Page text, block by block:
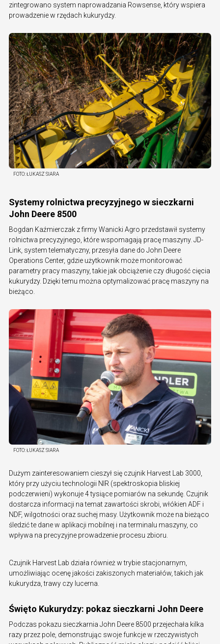
zintegrowano system naprowadzania Rowsense, który wspiera
prowadzenie w rzędach kukurydzy.
FOTO:ŁUKASZ SIARA
Systemy rolnictwa precyzyjnego w sieczkarni
John Deere 8500
Bogdan Kaźmierczak z firmy Wanicki Agro przedstawił systemy
rolnictwa precyzyjnego, które wspomagają pracę maszyny. JD-
Link, system telematyczny, przesyła dane do John Deere
Operations Center, gdzie użytkownik może monitorować
parametry pracy maszyny, takie jak obciążenie czy długość cięcia
kukurydzy. Dzięki temu można optymalizować pracę maszyny na
bieżąco.
FOTO:ŁUKASZ SIARA
Dużym zainteresowaniem cieszył się czujnik Harvest Lab 3000,
który przy użyciu technologii NIR (spektroskopia bliskiej
podczerwieni) wykonuje 4 tysiące pomiarów na sekundę. Czujnik
dostarcza informacji na temat zawartości skrobi, włókien ADF i
NDF, wilgotności oraz suchej masy. Użytkownik może na bieżąco
śledzić te dane w aplikacji mobilnej i na terminalu maszyny, co
wpływa na precyzyjne prowadzenie procesu zbioru.
Czujnik Harvest Lab działa również w trybie stacjonarnym,
umożliwiając ocenę jakości zakiszonych materiałów, takich jak
kukurydza, trawy czy lucerna.
Święto Kukurydzy: pokaz sieczkarni John Deere
Podczas pokazu sieczkarnia John Deere 8500 przejechała kilka
razy przez pole, demonstrując swoje funkcje w rzeczywistych